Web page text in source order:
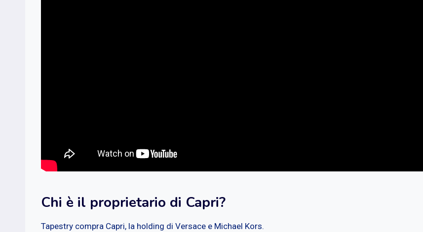
Chi è il proprietario di Capri?
Tapestry compra Capri, la holding di Versace e Michael Kors.